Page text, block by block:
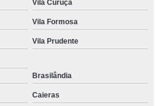
Vila Curuçá
Vila Formosa
Vila Prudente
Brasilândia
Caieras